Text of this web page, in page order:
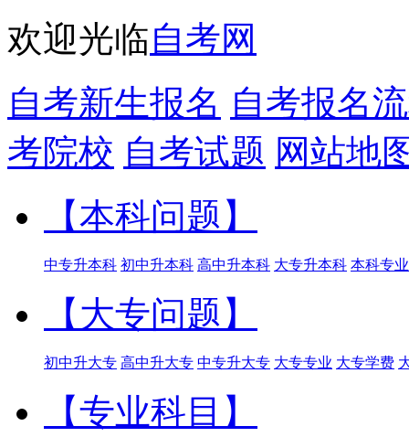
欢迎光临自考网
自考新生报名 自考报名
考院校 自考试题 网站地
【本科问题】
中专升本科 初中升本科 高中升本科 大专升本科 本科专业
【大专问题】
初中升大专 高中升大专 中专升大专 大专专业 大专学费
【专业科目】